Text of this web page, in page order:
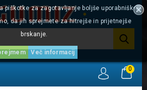
0
piškotke za zagotavljanje boljše uporabniške
da jih sprejmete za hitrejše in prijetnejše
brskanje.
Več informacij